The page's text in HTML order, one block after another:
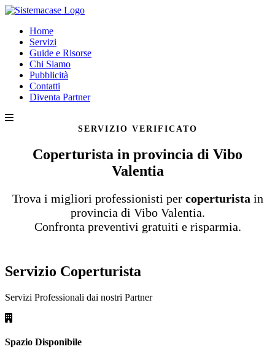
Home
Servizi
Guide e Risorse
Chi Siamo
Pubblicità
Contatti
Diventa Partner
SERVIZIO VERIFICATO
Coperturista in provincia di Vibo
Valentia
Trova i migliori professionisti per coperturista in
provincia di Vibo Valentia.
Confronta preventivi gratuiti e risparmia.
Servizio Coperturista
Servizi Professionali dai nostri Partner
Spazio Disponibile